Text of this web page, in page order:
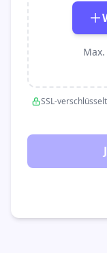
SSL-verschlüsselt